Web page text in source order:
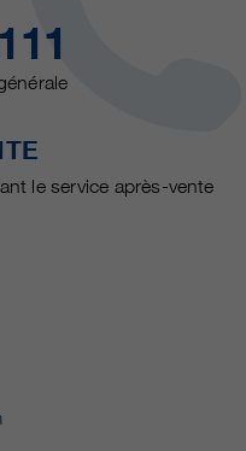
le service après-vente